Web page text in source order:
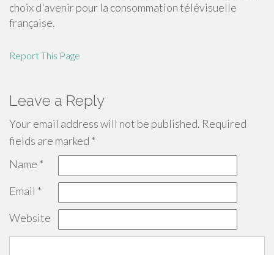
choix d'avenir pour la consommation télévisuelle
française.
Report This Page
Leave a Reply
Your email address will not be published. Required
fields are marked *
Name *
Email *
Website